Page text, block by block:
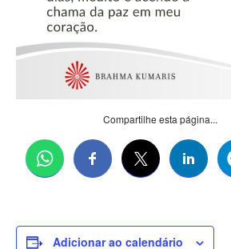
Compartilhe esta página...
Adicionar ao calendário